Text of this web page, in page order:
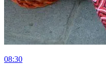
08:30